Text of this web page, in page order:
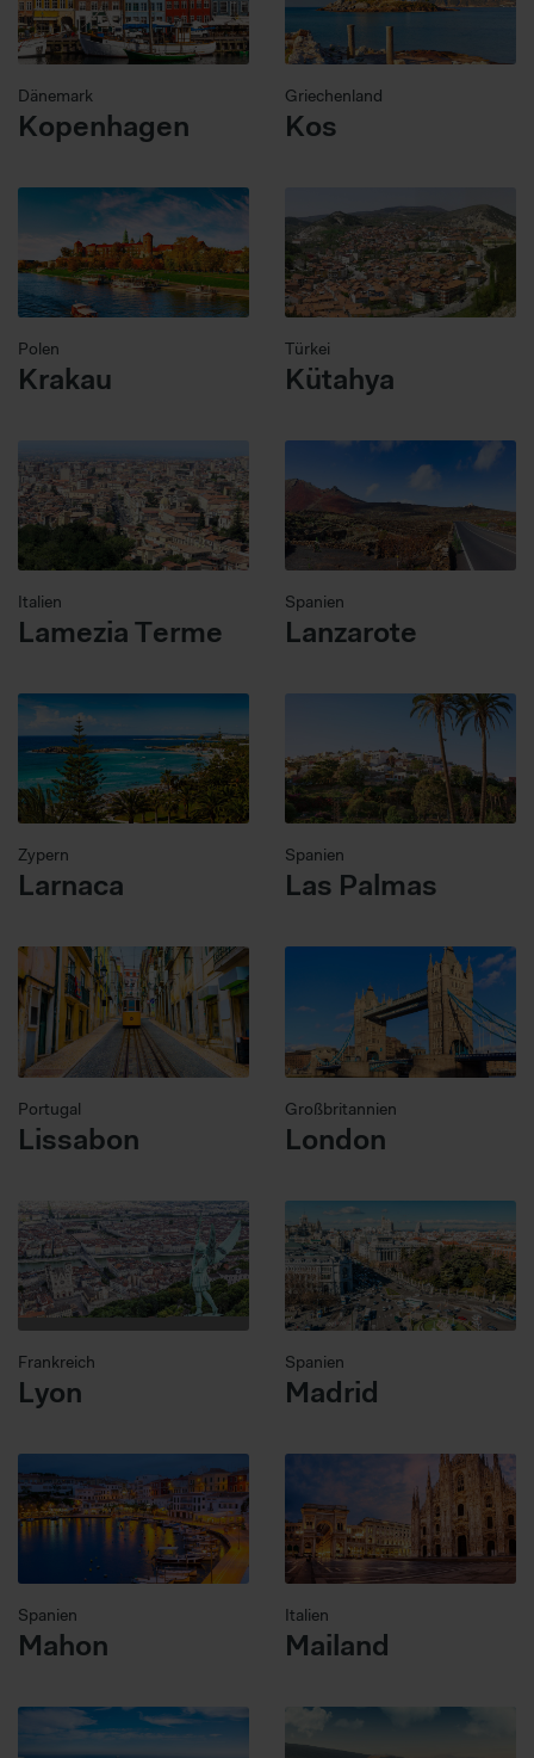
Dänemark
Kopenhagen
Griechenland
Kos
Polen
Krakau
Türkei
Kütahya
Italien
Lamezia Terme
Spanien
Lanzarote
Zypern
Larnaca
Spanien
Las Palmas
Portugal
Lissabon
Großbritannien
London
Frankreich
Lyon
Spanien
Madrid
Spanien
Mahon
Italien
Mailand